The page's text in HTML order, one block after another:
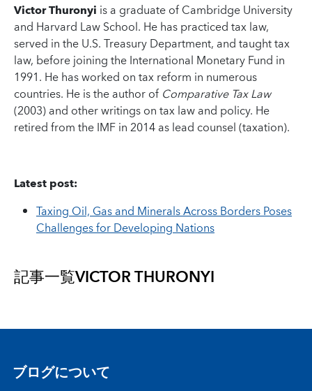
Victor Thuronyi is a graduate of Cambridge University
and Harvard Law School. He has practiced tax law,
served in the U.S. Treasury Department, and taught tax
law, before joining the International Monetary Fund in
1991. He has worked on tax reform in numerous
countries. He is the author ofComparative Tax Law
(2003) and other writings on tax law and policy. He
retired from the IMF in 2014 as lead counsel (taxation).
Latest post:
Taxing Oil, Gas and Minerals Across Borders Poses
Challenges for Developing Nations
記事一覧VICTOR THURONYI
ブログについて